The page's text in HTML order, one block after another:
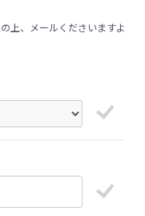
の上、メールくださいますよ